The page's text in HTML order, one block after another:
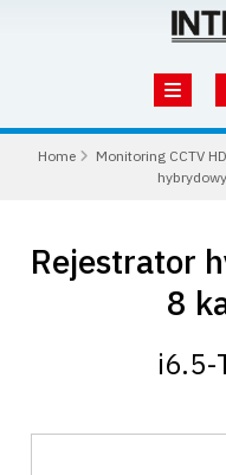
Home Monitoring CCTV
Rejestrator
8
i6.5-